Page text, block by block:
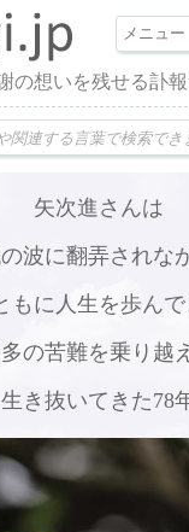
の想いを残せる訃報
矢次進さんは
波に翻弄されな
もに人生を歩ん
の苦難を乗り越
生き抜いてきた78